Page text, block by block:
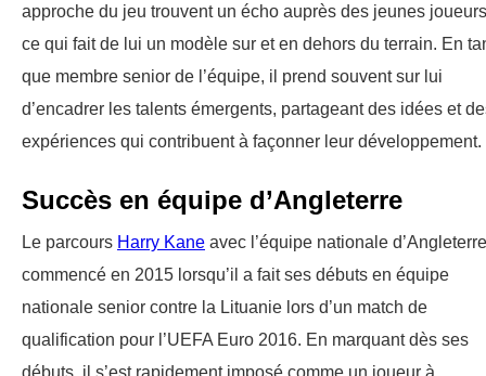
approche du jeu trouvent un écho auprès des jeunes
ce qui fait de lui un modèle sur et en dehors du terrain. En
que membre senior de l’équipe, il prend souvent sur lui
d’encadrer les talents émergents, partageant des idées et
expériences qui contribuent à façonner leur développement.
Succès en équipe d’Angleterre
Le parcours Harry Kane avec l’équipe nationale
commencé en 2015 lorsqu’il a fait ses débuts en équipe
nationale senior contre la Lituanie lors d’un match de
qualification pour l’UEFA Euro 2016. En marquant dès ses
débuts, il s’est rapidement imposé comme un joueur à